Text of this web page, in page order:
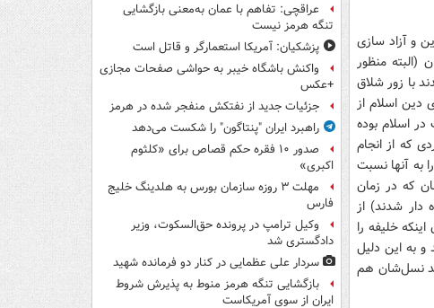
و آزاد سازی
منظور
با زور شلاق
دین اسلام از
اسلام بوده
که از انجام
به آنها نسبت
که در زمان
دار شدند) از
خلیفه را
و به این دلیل
نسل‌شان هم
عراقچی: تفاهم با عمان به‌معنی بازگشایی
تنگه هرمز نیست
پزشکیان: آمریکا استعمارگر و قاتل است
واکنش باشگاه خیبر به حواشی صفحات مجازی
+عکس
جزئیات جدید از نفتکش منفجر شده در هرمز
راهبرد ایران "پنتاگون" را شکست می‌دهد
صدور ۱۰ فقره حکم قصاص برای «کلثوم
اکبری»
مهلت ۳ روزه سازمان بورس به هلدینگ خلیج
فارس
وکیل ترامپ در پرونده حق‌السکوت، وزیر
دادگستری شد
سردار علی عظمایی در کنار دو فرمانده شهید
بازگشایی تنگه هرمز منوط به پذیرش شروط
ایران از سوی آمریکاست